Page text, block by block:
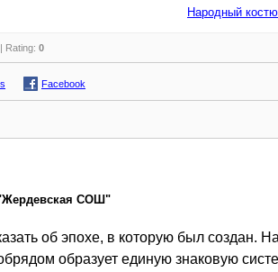
Народный
| Rating: 0
Facebook
СОШ"
об эпохе, в которую был создан.
образует единую знаковую